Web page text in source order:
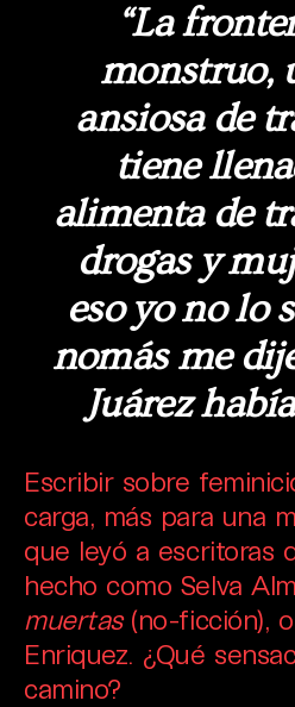
“La
monstruo,
ansiosa de
tiene
alimenta de
drogas y
eso yo no lo
nomás me
Juárez
Escribir sobre
carga, más para una
que leyó a escritoras
hecho como Selva
muertas(no-ficción),
Enriquez. ¿Qué
camino?